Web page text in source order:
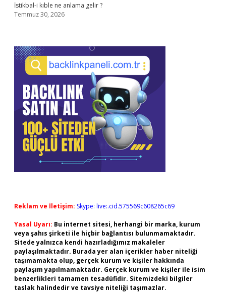
İstikbal-i kıble ne anlama gelir ?
Temmuz 30, 2026
Reklam ve İletişim: Skype: live:.cid.575569c608265c69
Yasal Uyarı: Bu internet sitesi, herhangi bir marka, kurum
veya şahıs şirketi ile hiçbir bağlantısı bulunmamaktadır.
Sitede yalnızca kendi hazırladığımız makaleler
paylaşılmaktadır. Burada yer alan içerikler haber niteliği
taşımamakta olup, gerçek kurum ve kişiler hakkında
paylaşım yapılmamaktadır. Gerçek kurum ve kişiler ile isim
benzerlikleri tamamen tesadüfidir. Sitemizdeki bilgiler
taslak halindedir ve tavsiye niteliği taşımazlar.